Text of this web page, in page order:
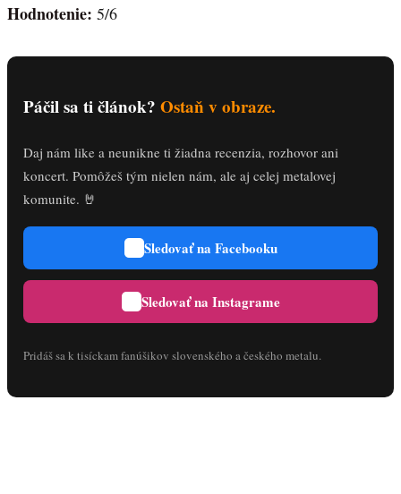
Hodnotenie: 5/6
Páčil sa ti článok? Ostaň v obraze.
Daj nám like a neunikne ti žiadna recenzia, rozhovor ani
koncert. Pomôžeš tým nielen nám, ale aj celej metalovej
komunite. 🤘
Sledovať na Facebooku
Sledovať na Instagrame
Pridáš sa k tisíckam fanúšikov slovenského a českého metalu.